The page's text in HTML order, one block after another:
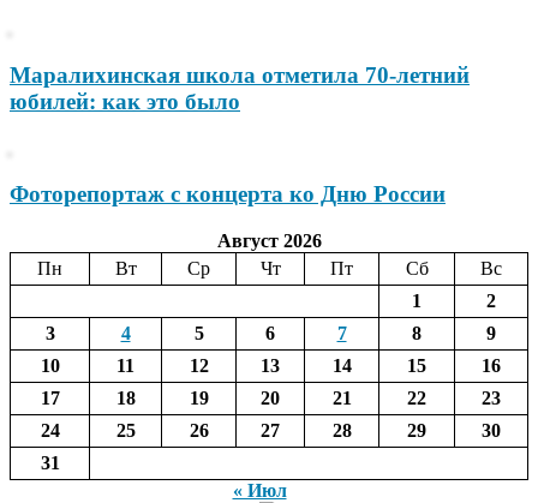
Маралихинская школа отметила 70-летний
юбилей: как это было
Фоторепортаж с концерта ко Дню России
Август 2026
Пн
Вт Ср Чт Пт Сб
Вс
1
2
3
4 5 6 7 8
9
10
11 12 13 14 15
16
17
18 19 20 21 22
23
24
25 26 27 28 29
30
31
« Июл